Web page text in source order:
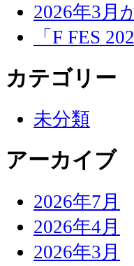
2026年3月
「F FES
カテゴリー
未分類
アーカイブ
2026年7月
2026年4月
2026年3月